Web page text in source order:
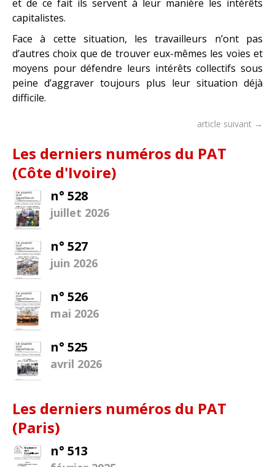
et de ce fait ils servent à leur manière les intérêts
capitalistes.
Face à cette situation, les travailleurs n’ont pas
d’autres choix que de trouver eux-mêmes les voies et
moyens pour défendre leurs intérêts collectifs sous
peine d’aggraver toujours plus leur situation déjà
difficile.
article suivant →
Les derniers numéros du PAT
(Côte d'Ivoire)
n° 528
juillet 2026
n° 527
juin 2026
n° 526
mai 2026
n° 525
avril 2026
Les derniers numéros du PAT
(Paris)
n° 513